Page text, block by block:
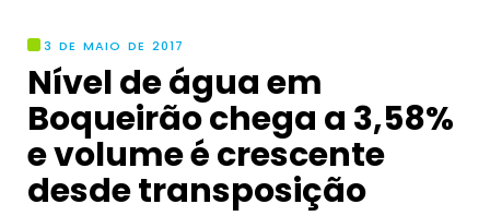
3 DE MAIO DE 2017
Nível de água em
Boqueirão chega a 3,58%
e volume é crescente
desde transposição